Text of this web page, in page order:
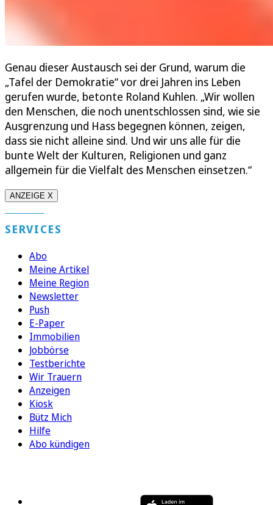
Genau dieser Austausch sei der Grund, warum die
„Tafel der Demokratie“ vor drei Jahren ins Leben
gerufen wurde, betonte Roland Kuhlen. „Wir wollen
den Menschen, die noch unentschlossen sind, wie sie
Ausgrenzung und Hass begegnen können, zeigen,
dass sie nicht alleine sind. Und wir uns alle für die
bunte Welt der Kulturen, Religionen und ganz
allgemein für die Vielfalt des Menschen einsetzen.“
ANZEIGE X
SERVICES
Abo
Meine Artikel
Meine Region
Newsletter
Push
E-Paper
Immobilien
Jobbörse
Testberichte
Wir Trauern
Anzeigen
Kiosk
Bütz Mich
Hilfe
Abo kündigen